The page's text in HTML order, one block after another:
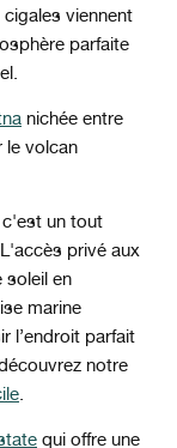
viennent
parfaite
nichée entre
le volcan
un tout
privé aux
soleil en
marine
l’endroit parfait
notre
.
qui offre une